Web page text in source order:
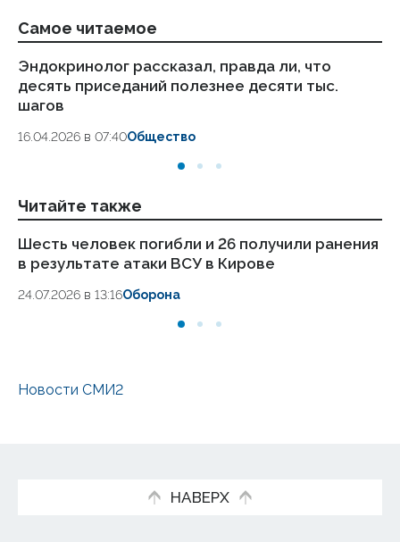
Самое читаемое
Эндокринолог рассказал, правда ли, что
десять приседаний полезнее десяти тыс.
шагов
16.04.2026 в 07:40Общество
Читайте также
Шесть человек погибли и 26 получили ранения
в результате атаки ВСУ в Кирове
24.07.2026 в 13:16Оборона
Новости СМИ2
НАВЕРХ